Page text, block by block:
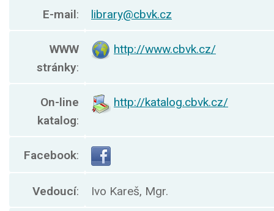
E-mail: library@cbvk.cz
WWW
stránky:
http://www.cbvk.cz/
On-line
katalog:
http://katalog.cbvk.cz/
Facebook:
Vedoucí: Ivo Kareš, Mgr.